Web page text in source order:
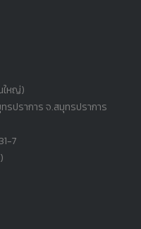
ใหญ่)
รปราการ จ.สมุทรปราการ
7